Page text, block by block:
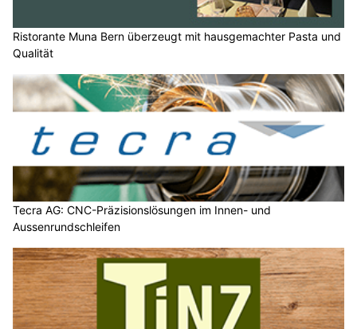
Ristorante Muna Bern überzeugt mit hausgemachter Pasta und
Qualität
Tecra AG: CNC-Präzisionslösungen im Innen- und
Aussenrundschleifen